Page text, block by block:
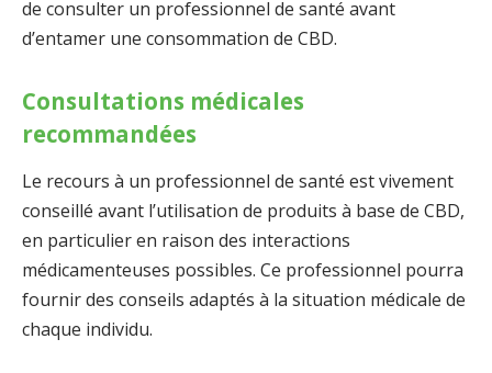
de consulter un professionnel de santé avant
d’entamer une consommation de CBD.
Consultations médicales
recommandées
Le recours à un professionnel de santé est vivement
conseillé avant l’utilisation de produits à base de CBD,
en particulier en raison des interactions
médicamenteuses possibles. Ce professionnel pourra
fournir des conseils adaptés à la situation médicale de
chaque individu.